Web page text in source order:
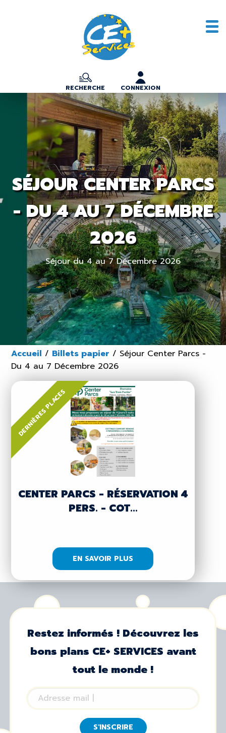
RECHERCHE CONNEXION
SÉJOUR CENTER PARCS
- DU 4 AU 7 DÉCEMBRE
2026
Séjour du 4 au 7 Décembre 2026
Accueil / Billets papier / Séjour Center Parcs -
Du 4 au 7 Décembre 2026
DERNIÈRES PLACES
CENTER PARCS - RÉSERVATION 4
PERS. - COT...
EN SAVOIR PLUS
Restez informés ! Découvrez les
bons plans CE+ SERVICES avant
tout le monde !
S'INSCRIRE